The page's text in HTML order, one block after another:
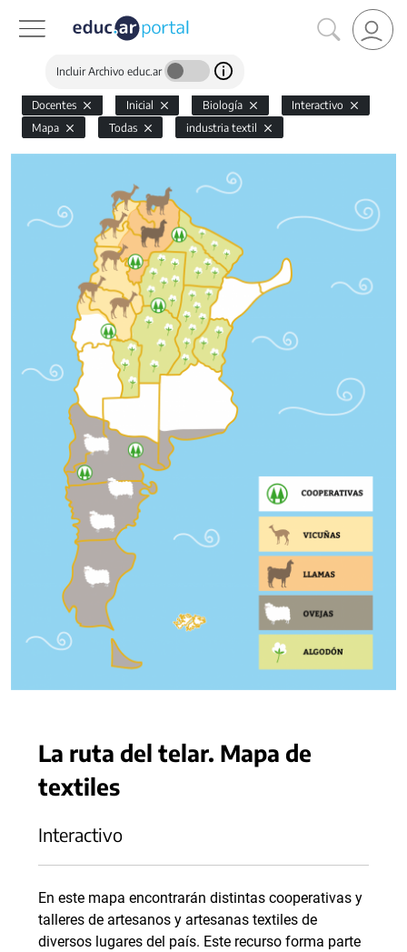
Incluir Archivo educ.ar
Docentes Inicial Biología
Interactivo
Mapa
Todas industria textil
La ruta del telar. Mapa de
textiles
Interactivo
En este mapa encontrarán distintas cooperativas y
talleres de artesanos y artesanas textiles de
diversos lugares del país. Este recurso forma parte